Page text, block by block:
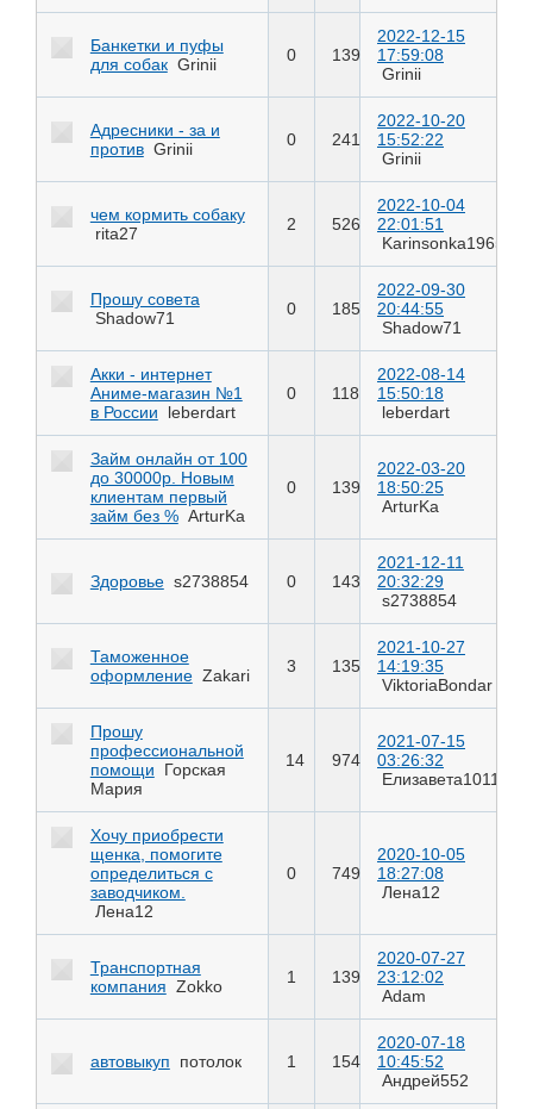
Банкетки и пуфы
для собак Grinii 0 139
2022-12-15
17:59:08
Grinii
Адресники - за и
против Grinii 0 241
2022-10-20
15:52:22
Grinii
чем кормить собаку
rita27
2 526
2022-10-04
22:01:51
Karinsonka1965
Прошу совета
Shadow71
0 185
2022-09-30
20:44:55
Shadow71
Акки - интернет
Аниме-магазин №1
в России
leberdart
0 118
2022-08-14
15:50:18
leberdart
Займ онлайн от 100
до 30000р. Новым
клиентам первый
займ без % ArturKa
0 139
2022-03-20
18:50:25
ArturKa
Здоровье s2738854 0 143
2021-12-11
20:32:29
s2738854
Таможенное
оформление Zakari 3 135
2021-10-27
14:19:35
ViktoriaBondar
Прошу
профессиональной
помощи
Горская
Мария
14 974
2021-07-15
03:26:32
Елизавета1011
Хочу приобрести
щенка, помогите
определиться с
заводчиком.
Лена12
0 749
2020-10-05
18:27:08
Лена12
Транспортная
компания Zokko 1 139
2020-07-27
23:12:02
Adam
автовыкуп потолок 1 154
2020-07-18
10:45:52
Андрей552